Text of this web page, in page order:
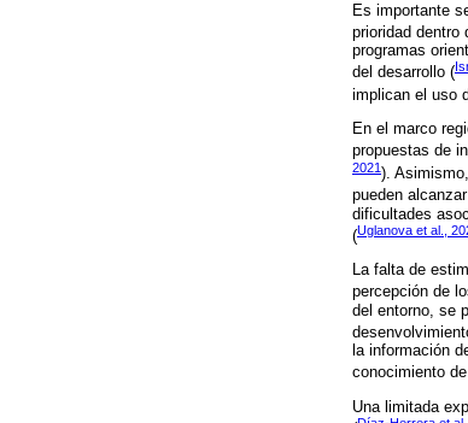
Es importante
prioridad dentro
programas
del desarrollo (
implican el uso
En el marco
propuestas de
2021).
pueden
dificultades
(Uglanova et al.,
La falta de
percepción de
del entorno, se
la información
conocimiento
Una limitada